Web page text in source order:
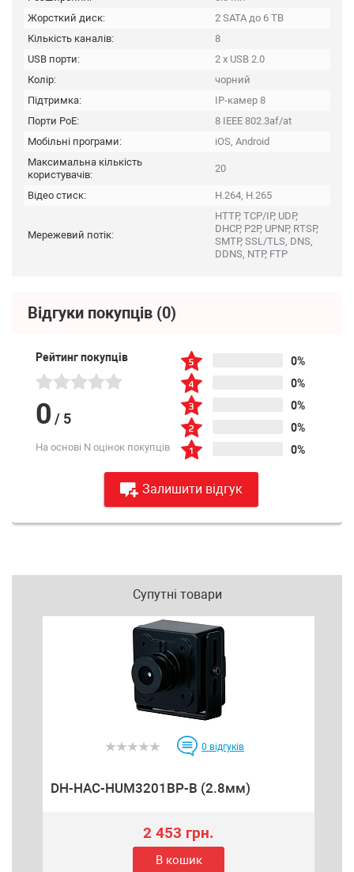
Жорсткий диск:
2 SATA до 6 TB
Кількість каналів:
8
USB порти:
2 x USB 2.0
Колір:
чорний
Підтримка:
IP-камер 8
Порти PoE:
8 IEEE 802.3af/at
Мобільні програми:
iOS, Android
Максимальна кількість
користувачів:
20
Відео стиск: H.264, H.265
Мережевий потік:
HTTP, TCP/IP, UDP,
DHCP, P2P, UPNP, RTSP,
SMTP, SSL/TLS, DNS,
DDNS, NTP, FTP
Відгуки покупців (0)
Рейтинг покупців
0 / 5
На основі N оцінок покупців
0%
0%
0%
0%
0%
Залишити відгук
Супутні товари
0 відгуків
DH-HAC-HUM3201BP-B (2.8мм)
2 453 грн.
В кошик